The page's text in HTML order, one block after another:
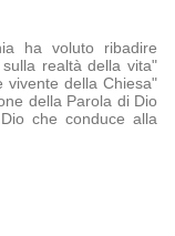
ha voluto ribadire
realtà della vita"
vivente della Chiesa"
della Parola di Dio
che conduce alla